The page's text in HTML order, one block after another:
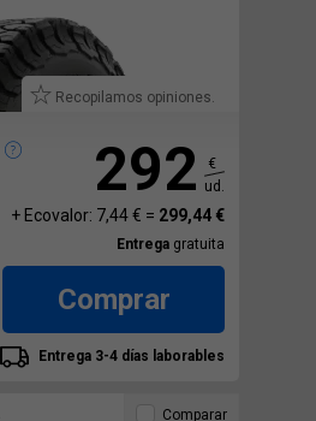
Recopilamos opiniones.
292
€
ud.
+ Ecovalor: 7,44 € = 299,44 €
Entrega gratuita
Comprar
Entrega 3-4 días laborables
Comparar